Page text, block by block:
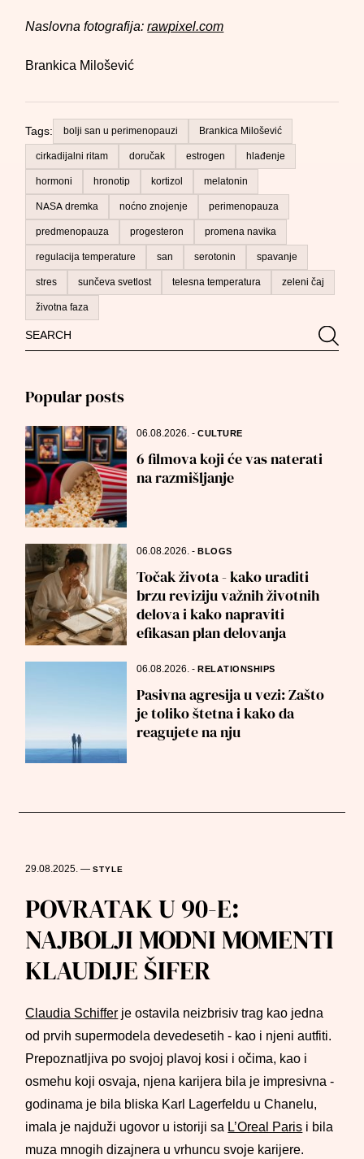
Search
for:
Popular posts
06.08.2026.-CULTURE
6 filmova koji će vas naterati
na razmišljanje
06.08.2026.-BLOGS
Točak života - kako uraditi
brzu reviziju važnih životnih
delova i kako napraviti
efikasan plan delovanja
06.08.2026.-RELATIONSHIPS
Pasivna agresija u vezi: Zašto
je toliko štetna i kako da
reagujete na nju
Naslovna fotografija:rawpixel.com
Brankica Milošević
Tags: bolji san u perimenopauzi Brankica Milošević
cirkadijalni ritam doručak estrogen hlađenje
hormoni hronotip kortizol melatonin
NASA dremka noćno znojenje perimenopauza
predmenopauza progesteron promena navika
regulacija temperature san serotonin spavanje
stres sunčeva svetlost telesna temperatura zeleni čaj
životna faza
29.08.2025.—STYLE
POVRATAK U 90-E:
NAJBOLJI MODNI MOMENTI
KLAUDIJE ŠIFER
Claudia Schiffer je ostavila neizbrisiv trag kao jedna
od prvih supermodela devedesetih - kao i njeni autfiti.
Prepoznatljiva po svojoj plavoj kosi i očima, kao i
osmehu koji osvaja, njena karijera bila je impresivna -
godinama je bila bliska Karl Lagerfeldu u Chanelu,
imala je najduži ugovor u istoriji sa L’Oreal Paris i bila
muza mnogih dizajnera u vrhuncu svoje karijere.